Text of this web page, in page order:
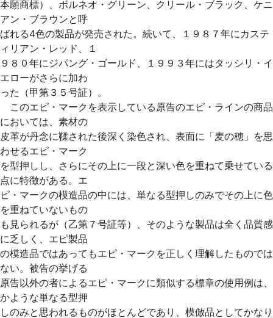
本願商標）、ボルネオ・グリーン、クリール・ブラック、ケニ
アン・ブラウンと呼
ばれる4色の製品が発売された。続いて、１９８７年にカステ
ィリアン・レッド、１
９８０年にジパング・ゴールド、１９９３年にはタッシリ・イ
エローがさらに加わ
った（甲第３５号証）。
このエピ・マークを表示している原告のエピ・ラインの商品
においては、素材の
皮革が丹念に鞣された後深く染色され、表面に「麦の穂」を思
わせるエピ・マーク
を型押しし、さらにその上に一段と深い色を重ねて乗せている
点に特徴がある。エ
ピ・マークの模造品の中には、単なる型押しのみでその上に色
を重ねていないもの
も見られるが（乙第７号証等）、そのような製品は全く品質感
に乏しく、エピ製品
の模造品ではあってもエピ・マークを正しく理解したものでは
ない。被告の挙げる
原告以外の者によるエピ・マークに類似する標章の使用例は、
かような単なる型押
しのみと思われるものがほとんどであり、模倣品としてかなり